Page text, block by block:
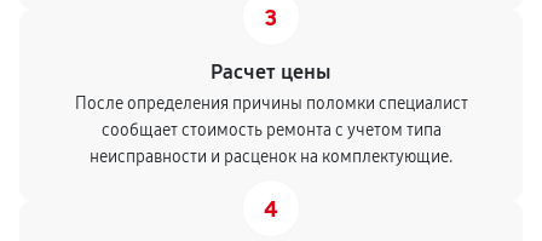
3
Расчет цены
После определения причины поломки специалист
сообщает стоимость ремонта с учетом типа
неисправности и расценок на комплектующие.
4